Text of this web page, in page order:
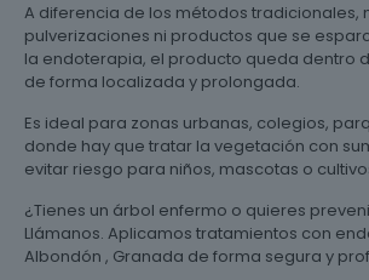
A diferencia de los métodos tradicionales,
pulverizaciones ni productos que se
la endoterapia, el producto queda dentro
de forma localizada y prolongada.
Es ideal para zonas urbanas, colegios,
donde hay que tratar la vegetación con
evitar riesgo para niños, mascotas o
¿Tienes un árbol enfermo o quieres
Llámanos. Aplicamos tratamientos con
Albondón , Granada de forma segura y